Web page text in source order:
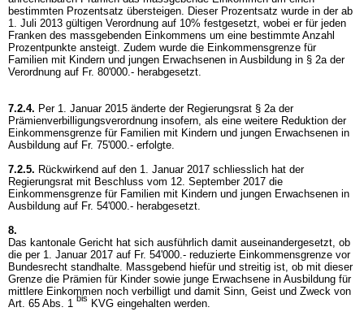
bestimmten Prozentsatz übersteigen. Dieser Prozentsatz wurde in der ab
1. Juli 2013 gültigen Verordnung auf 10% festgesetzt, wobei er für jeden
Franken des massgebenden Einkommens um eine bestimmte Anzahl
Prozentpunkte ansteigt. Zudem wurde die Einkommensgrenze für
Familien mit Kindern und jungen Erwachsenen in Ausbildung in § 2a der
Verordnung auf Fr. 80'000.- herabgesetzt.
7.2.4. Per 1. Januar 2015 änderte der Regierungsrat § 2a der
Prämienverbilligungsverordnung insofern, als eine weitere Reduktion der
Einkommensgrenze für Familien mit Kindern und jungen Erwachsenen in
Ausbildung auf Fr. 75'000.- erfolgte.
7.2.5. Rückwirkend auf den 1. Januar 2017 schliesslich hat der
Regierungsrat mit Beschluss vom 12. September 2017 die
Einkommensgrenze für Familien mit Kindern und jungen Erwachsenen in
Ausbildung auf Fr. 54'000.- herabgesetzt.
8.
Das kantonale Gericht hat sich ausführlich damit auseinandergesetzt, ob
die per 1. Januar 2017 auf Fr. 54'000.- reduzierte Einkommensgrenze vor
Bundesrecht standhalte. Massgebend hiefür und streitig ist, ob mit dieser
Grenze die Prämien für Kinder sowie junge Erwachsene in Ausbildung für
mittlere Einkommen noch verbilligt und damit Sinn, Geist und Zweck von
Art. 65 Abs. 1 bis KVG eingehalten werden.